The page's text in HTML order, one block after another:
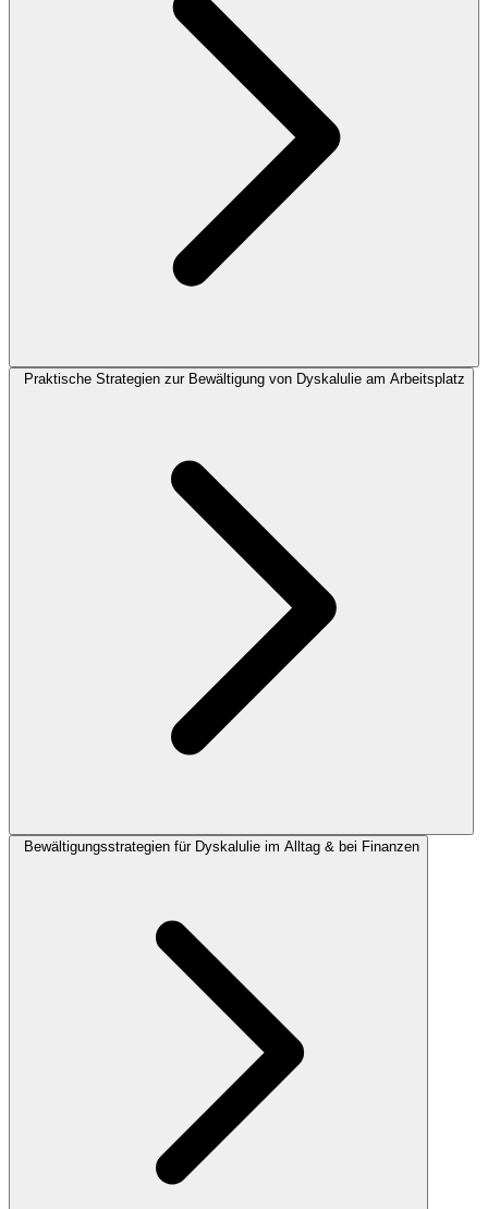
Praktische Strategien zur Bewältigung von Dyskalulie am Arbeitsplatz
Bewältigungsstrategien für Dyskalulie im Alltag & bei Finanzen